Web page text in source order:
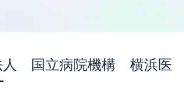
人 国立病院機構 横浜医